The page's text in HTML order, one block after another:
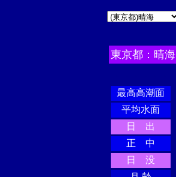
東京都：晴海
最高高潮面
平均水面
日 出
正 中
日 没